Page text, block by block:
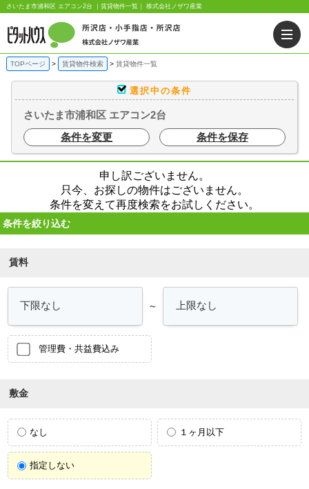
さいたま市浦和区 エアコン2台 ｜賃貸物件一覧｜ 株式会社ノザワ産業
TOPページ 賃貸物件検索 賃貸物件一覧
選択中の条件
さいたま市浦和区 エアコン2台
条件を変更
条件を保存
申し訳ございません。
只今、お探しの物件はございません。
条件を変えて再度検索をお試しください。
条件を絞り込む
賃料
～
管理費・共益費込み
敷金
なし １ヶ月以下
指定しない